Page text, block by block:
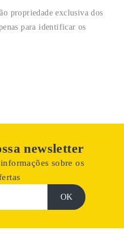
propriedade exclusiva dos
para identificar os
newsletter
sobre os